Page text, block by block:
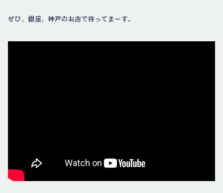
ぜひ、銀座、神戸のお店で待ってまーす。